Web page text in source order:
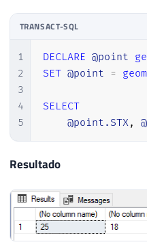
TRANSACT-SQL
1
2
3
4
5
DECLARE @point
SET @point =
SELECT
@point.STX,
Resultado